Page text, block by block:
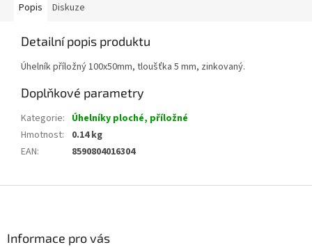
Popis Diskuze
Detailní popis produktu
Úhelník příložný 100x50mm, tloušťka 5 mm, zinkovaný.
Doplňkové parametry
Kategorie: Úhelníky ploché, příložné
Hmotnost:
0.14 kg
EAN: 8590804016304
Informace pro vás